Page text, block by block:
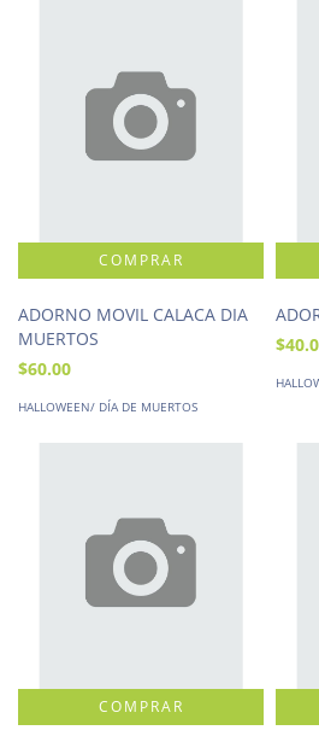
ADORNO MOVIL CALACA DIA
MUERTOS
$60.00
HALLOWEEN/ DÍA DE MUERTOS